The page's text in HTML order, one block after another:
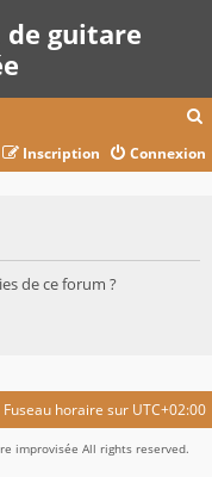
de guitare
c
r
Connexion
Inscription
de ce forum ?
Fuseau horaire sur UTC+02:00
improvisée All rights reserved.